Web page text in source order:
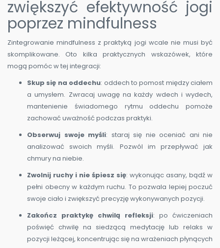
zwiększyć efektywność jogi
poprzez mindfulness
Zintegrowanie mindfulness z praktyką jogi wcale nie musi być
skomplikowane. Oto kilka praktycznych wskazówek, które
mogą pomóc w tej integracji:
Skup się na oddechu: oddech to pomost między ciałem
a umysłem. Zwracaj uwagę na każdy wdech i wydech,
mantenienie świadomego rytmu oddechu pomoże
zachować uważność podczas praktyki.
Obserwuj swoje myśli: staraj się nie oceniać ani nie
analizować swoich myśli. Pozwól im przepływać jak
chmury na niebie.
Zwolnij ruchy i nie śpiesz się: wykonując asany, bądź w
pełni obecny w każdym ruchu. To pozwala lepiej poczuć
swoje ciało i zwiększyć precyzję wykonywanych pozycji.
Zakończ praktykę chwilą refleksji: po ćwiczeniach
poświęć chwilę na siedzącą medytację lub relaks w
pozycji leżącej, koncentrując się na wrażeniach płynących